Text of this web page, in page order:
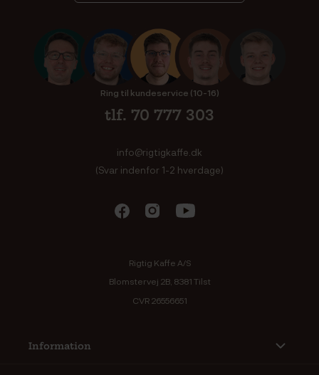
Ring til kundeservice (10-16)
tlf. 70 777 303
info@rigtigkaffe.dk
(Svar indenfor 1-2 hverdage)
Rigtig Kaffe A/S
Blomstervej 2B, 8381 Tilst
CVR 26556651
Information